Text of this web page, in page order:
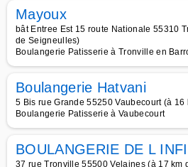
Mayoux
bât Entree Est 15 route Nationale 55310
de Seigneulles)
Boulangerie Patisserie à Tronville en
Boulangerie Hatvani
5 Bis rue Grande 55250 Vaubecourt (à
Boulangerie Patisserie à Vaubecourt
BOULANGERIE DE L
37 rue Tronville 55500 Velaines (à 17 km